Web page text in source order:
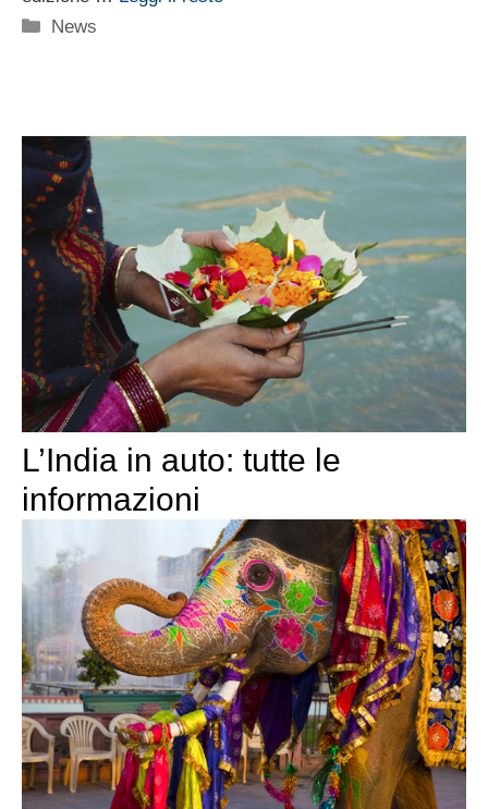
Categorie
News
L’India in auto: tutte le
informazioni